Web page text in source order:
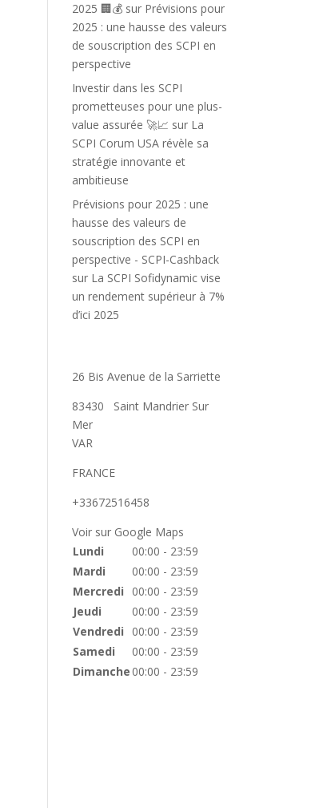
2025 🏢💰 sur Prévisions pour
2025 : une hausse des valeurs
de souscription des SCPI en
perspective
Investir dans les SCPI
prometteuses pour une plus-
value assurée 🚀📈 sur La
SCPI Corum USA révèle sa
stratégie innovante et
ambitieuse
Prévisions pour 2025 : une
hausse des valeurs de
souscription des SCPI en
perspective - SCPI-Cashback
sur La SCPI Sofidynamic vise
un rendement supérieur à 7%
d’ici 2025
26 Bis Avenue de la Sarriette
83430
Saint Mandrier Sur
Mer
VAR
FRANCE
+33672516458
Voir sur Google Maps
Lundi
00:00 - 23:59
Mardi
00:00 - 23:59
Mercredi
00:00 - 23:59
Jeudi
00:00 - 23:59
Vendredi
00:00 - 23:59
Samedi
00:00 - 23:59
Dimanche 00:00 - 23:59